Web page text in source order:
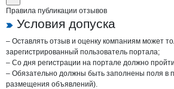
Правила публикации отзывов
Условия допуска
– Оставлять отзыв и оценку компаниям может
зарегистрированный пользователь портала;
– Со дня регистрации на портале должно
– Обязательно должны быть заполнены поля в
размещения объявлений).